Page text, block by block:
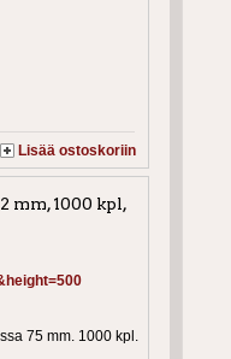
Lisää ostoskoriin
mm, 1000 kpl,
75 mm. 1000 kpl.